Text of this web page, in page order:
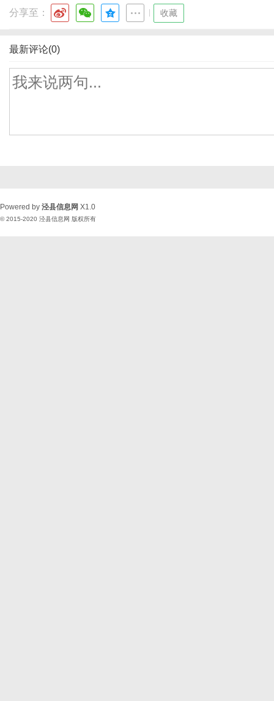
分享至： 收藏
最新评论(0)
Powered by 泾县信息网 X1.0
© 2015-2020 泾县信息网 版权所有